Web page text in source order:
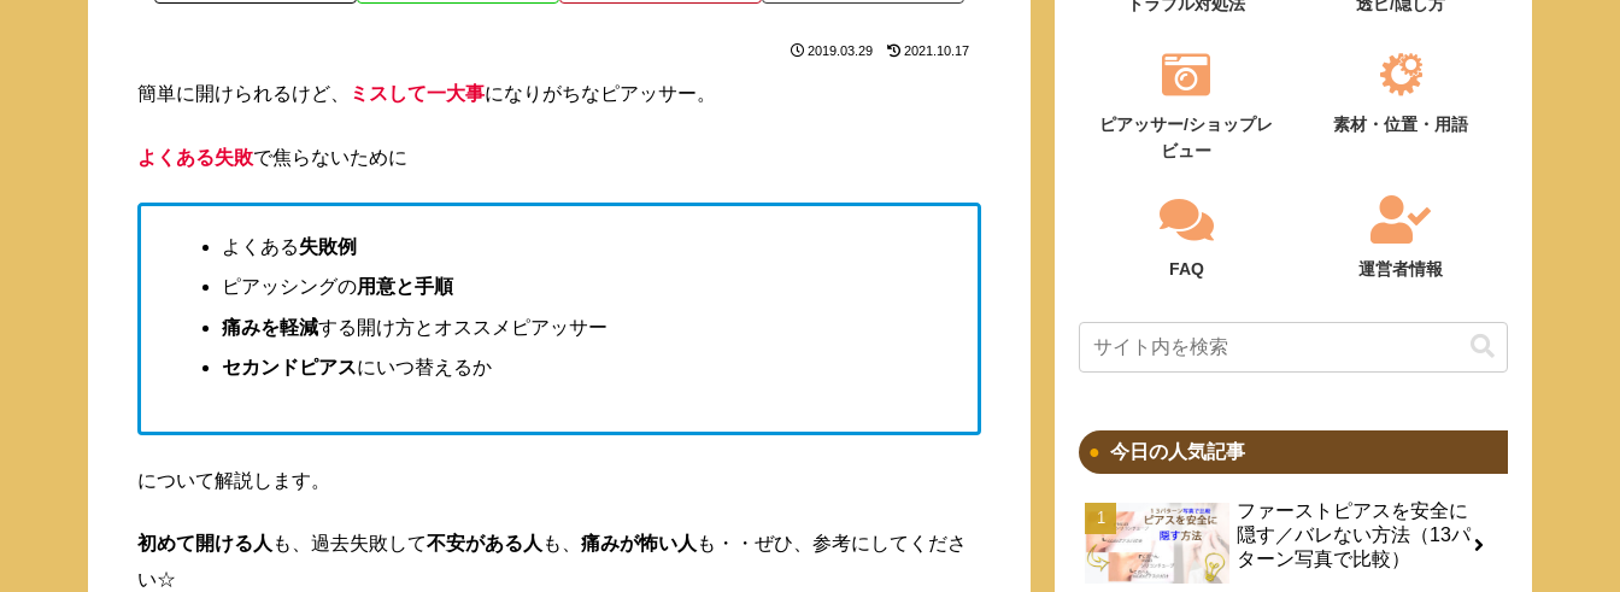
2019.03.29 2021.10.17
簡単に開けられるけど、 ミスして一大事になりがちなピアッサー。
よくある失敗で焦らないために
よくある失敗例
ピアッシングの用意と手順
痛みを軽減する開け方とオススメピアッサー
セカンドピアスにいつ替えるか
について解説します。
初めて開ける人 も、過去失敗して不安がある人 も、 痛みが怖い人 も・・ぜひ、参考にしてくださ
い☆
トラブル対処法 透ピ/隠し方
ピアッサー/ショップレ
ビュー
素材・位置・用語
FAQ 運営者情報
今日の人気記事
ファーストピアスを安全に
隠す／バレない方法（13パ
ターン写真で比較）